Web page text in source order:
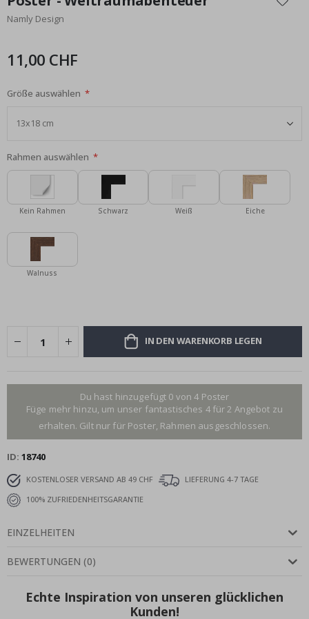
der
Bildgalerie
Namly Design
11,00 CHF
Größe auswählen
Rahmen auswählen
Kein Rahmen Schwarz Weiß Eiche
Walnuss
IN DEN WARENKORB LEGEN
Du hast hinzugefügt 0 von 4 Poster
Füge mehr hinzu, um unser fantastisches 4 für 2 Angebot zu
erhalten. Gilt nur für Poster, Rahmen ausgeschlossen.
ID 18740
KOSTENLOSER VERSAND AB 49 CHF
LIEFERUNG 4-7 TAGE
100% ZUFRIEDENHEITSGARANTIE
EINZELHEITEN
BEWERTUNGEN (0)
Echte Inspiration von unseren glücklichen
Kunden!